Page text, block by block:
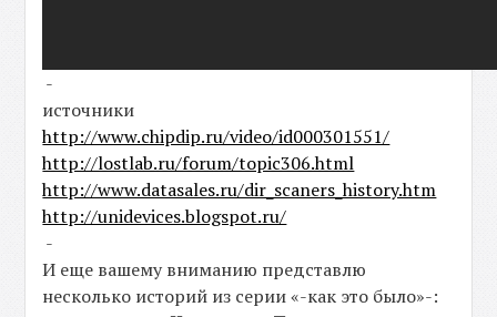
-
источники
http://www.chipdip.ru/video/id000301551/
http://lostlab.ru/forum/topic306.html
http://www.datasales.ru/dir_scaners_history.htm
http://unidevices.blogspot.ru/
-
И еще вашему вниманию представлю
несколько историй из серии «-как это было»-: